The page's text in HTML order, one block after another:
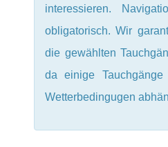
interessieren.
obligatorisch. Wir
die gewählten
da einige
Wetterbedingugen